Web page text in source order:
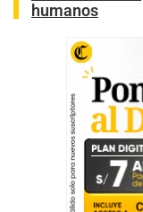
humanos